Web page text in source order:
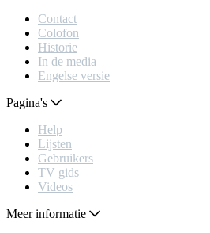
Contact
Colofon
Historie
In de media
Engelse versie
Pagina's
Help
Lijsten
Gebruikers
TV gids
Videos
Meer informatie